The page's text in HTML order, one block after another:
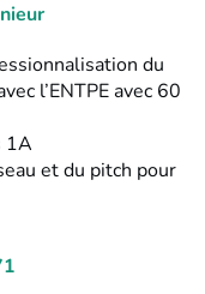
du
l’ENTPE avec 60
1A
etdu pitch pour